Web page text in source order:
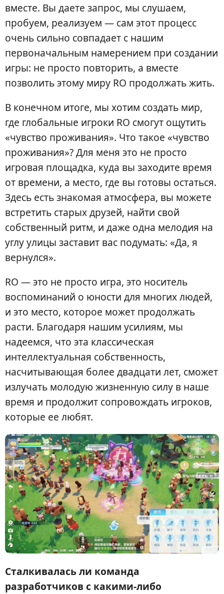
вместе. Вы даете запрос, мы слушаем,
пробуем, реализуем — сам этот процесс
очень сильно совпадает с нашим
первоначальным намерением при создании
игры: не просто повторить, а вместе
позволить этому миру RO продолжать жить.
В конечном итоге, мы хотим создать мир,
где глобальные игроки RO смогут ощутить
«чувство проживания». Что такое «чувство
проживания»? Для меня это не просто
игровая площадка, куда вы заходите время
от времени, а место, где вы готовы остаться.
Здесь есть знакомая атмосфера, вы можете
встретить старых друзей, найти свой
собственный ритм, и даже одна мелодия на
углу улицы заставит вас подумать: «Да, я
вернулся».
RO — это не просто игра, это носитель
воспоминаний о юности для многих людей,
и это место, которое может продолжать
расти. Благодаря нашим усилиям, мы
надеемся, что эта классическая
интеллектуальная собственность,
насчитывающая более двадцати лет, сможет
излучать молодую жизненную силу в наше
время и продолжит сопровождать игроков,
которые ее любят.
Сталкивалась ли команда
разработчиков с какими-либо